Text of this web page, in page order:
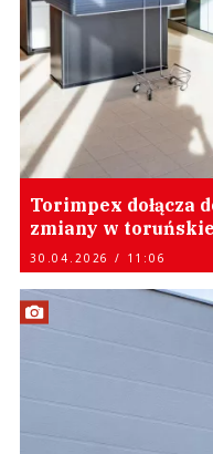
Torimpex dołącza
zmiany w
30.04.2026 / 11:06